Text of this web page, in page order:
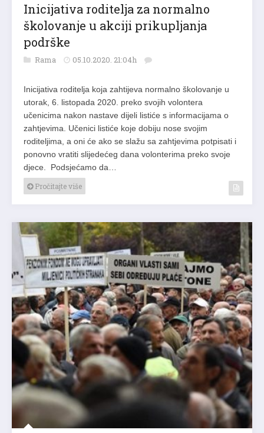
Inicijativa roditelja za normalno
školovanje u akciji prikupljanja
podrške
Rama 05.10.2020. 21:04h
Inicijativa roditelja koja zahtijeva normalno školovanje u
utorak, 6. listopada 2020. preko svojih volontera
učenicima nakon nastave dijeli listiće s informacijama o
zahtjevima. Učenici listiće koje dobiju nose svojim
roditeljima, a oni će ako se slažu sa zahtjevima potpisati i
ponovno vratiti slijedećeg dana volonterima preko svoje
djece. Podsjećamo da…
Pročitajte više